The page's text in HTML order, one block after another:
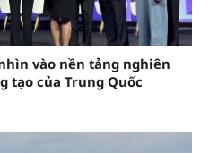
vào nền tảng nghiên
tạo của Trung Quốc